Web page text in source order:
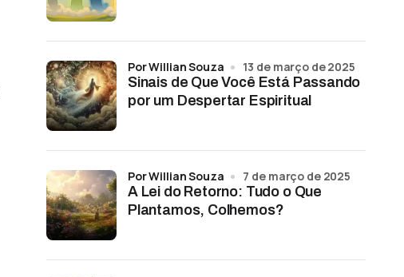
Sinais de Que Você Está Passando
por um Despertar Espiritual
por Willian Souza 13 de março de 2025
A Lei do Retorno: Tudo o Que
Plantamos, Colhemos?
por Willian Souza 7 de março de 2025